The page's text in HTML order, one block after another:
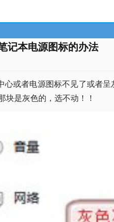
记本电源图标的办法
或者电源图标不见了或者
块是灰色的，选不动！！